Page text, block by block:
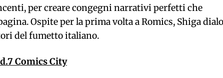
per creare congegni narrativi perfetti che
Ospite per la prima volta a Romics, Shiga
del fumetto italiano.
Comics City